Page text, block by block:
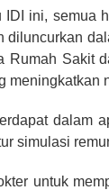
IDI ini, semua
diluncurkan
Rumah Sakit
meningkatkan
dalam
simulasi
untuk